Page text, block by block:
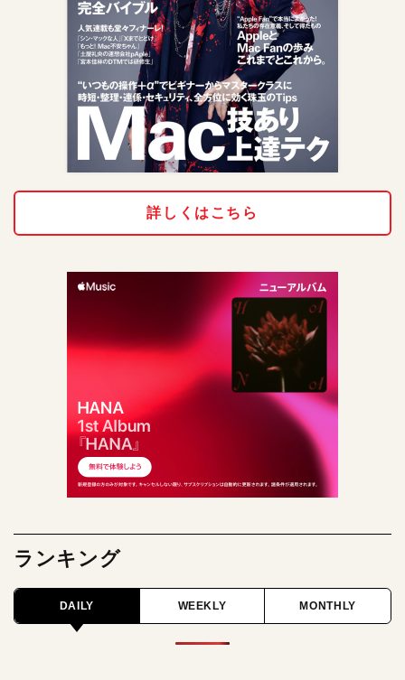
詳しくはこちら
ランキング
DAILY WEEKLY MONTHLY